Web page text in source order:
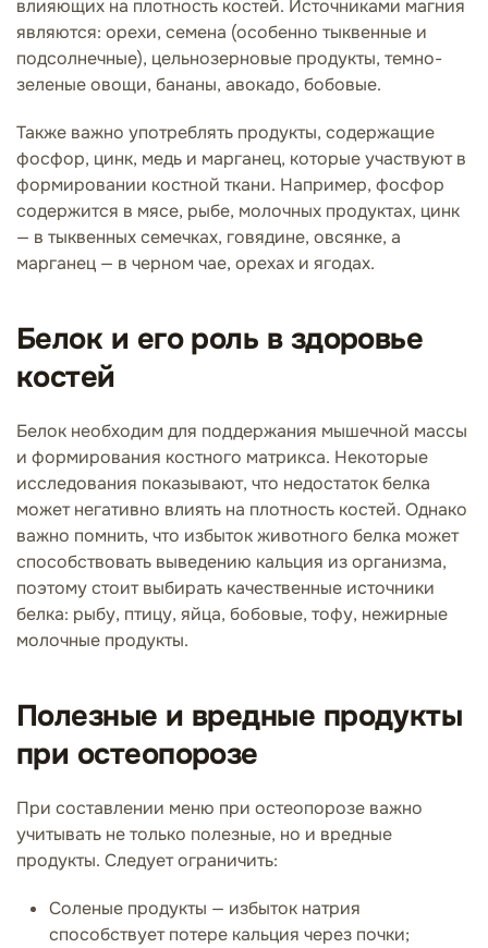
влияющих на плотность костей. Источниками магния
являются: орехи, семена (особенно тыквенные и
подсолнечные), цельнозерновые продукты, темно-
зеленые овощи, бананы, авокадо, бобовые.
Также важно употреблять продукты, содержащие
фосфор, цинк, медь и марганец, которые участвуют в
формировании костной ткани. Например, фосфор
содержится в мясе, рыбе, молочных продуктах, цинк
— в тыквенных семечках, говядине, овсянке, а
марганец — в черном чае, орехах и ягодах.
Белок и его роль в здоровье
костей
Белок необходим для поддержания мышечной массы
и формирования костного матрикса. Некоторые
исследования показывают, что недостаток белка
может негативно влиять на плотность костей. Однако
важно помнить, что избыток животного белка может
способствовать выведению кальция из организма,
поэтому стоит выбирать качественные источники
белка: рыбу, птицу, яйца, бобовые, тофу, нежирные
молочные продукты.
Полезные и вредные продукты
при остеопорозе
При составлении меню при остеопорозе важно
учитывать не только полезные, но и вредные
продукты. Следует ограничить:
Соленые продукты — избыток натрия
способствует потере кальция через почки;